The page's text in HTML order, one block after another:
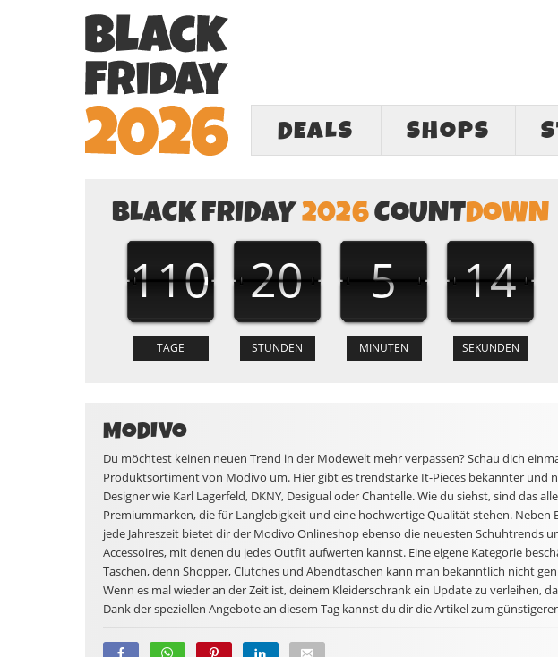
DEALS SHOPS
BLACK FRIDAY2026COUNTDOWN
110 20 5 13
MODIVO
Du möchtest keinen neuen Trend in der Modewelt mehr verpassen? Schau dich
Produktsortiment von Modivo um. Hier gibt es trendstarke It-Pieces bekannter und
Designer wie Karl Lagerfeld, DKNY, Desigual oder Chantelle. Wie du siehst, sind das
Premiummarken, die für Langlebigkeit und eine hochwertige Qualität stehen. Neben
jede Jahreszeit bietet dir der Modivo Onlineshop ebenso die neuesten Schuhtrends
Accessoires, mit denen du jedes Outfit aufwerten kannst. Eine eigene Kategorie
Taschen, denn Shopper, Clutches und Abendtaschen kann man bekanntlich nicht
Wenn es mal wieder an der Zeit ist, deinem Kleiderschrank ein Update zu verleihen,
Dank der speziellen Angebote an diesem Tag kannst du dir die Artikel zum